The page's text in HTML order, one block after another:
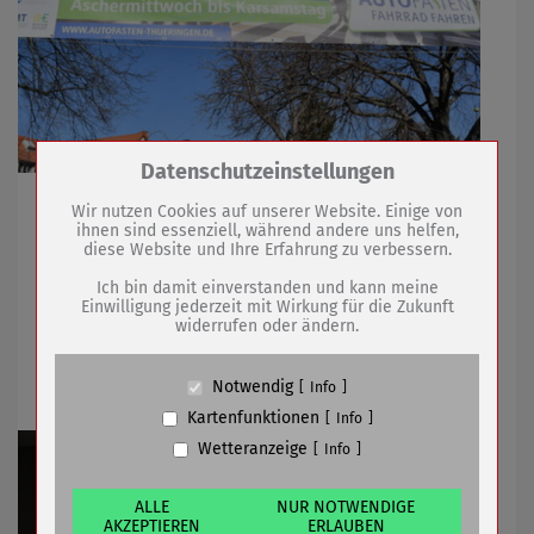
Dabei sein ist bis 16. April möglich
21.03.2022 mehr
besuchte Sömmerda
Zum Betrieb der Seite notwendige Cookies /
Name
PHP Session Cookie
Anbieter
Eigentümer dieser Website (Wenko-
Wenselaar GmbH & Co. KG)
Absicherung Kontaktformular / SPAM
Cookiespeicherung Entscheidungscookie
Anbieter
Eigentümer dieser Website (Wenko-
Wenselaar GmbH & Co. KG)
Zweck
Speichert die Einstellungen der Besucher
Datenschutzeinstellungen
Wir nutzen Cookies auf unserer Website. Einige von
ihnen sind essenziell, während andere uns helfen,
diese Website und Ihre Erfahrung zu verbessern.
Ich bin damit einverstanden und kann meine
Einwilligung jederzeit mit Wirkung für die Zukunft
widerrufen oder ändern.
Notwendig Info
Kartenfunktionen Info
Wetteranzeige Info
ALLE
AKZEPTIEREN
NUR NOTWENDIGE
ERLAUBEN